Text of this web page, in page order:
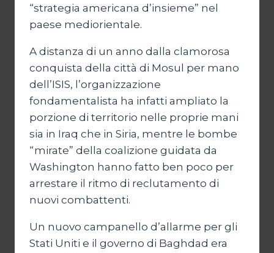
“strategia americana d’insieme” nel
paese mediorientale.
A distanza di un anno dalla clamorosa
conquista della città di Mosul per mano
dell’ISIS, l’organizzazione
fondamentalista ha infatti ampliato la
porzione di territorio nelle proprie mani
sia in Iraq che in Siria, mentre le bombe
“mirate” della coalizione guidata da
Washington hanno fatto ben poco per
arrestare il ritmo di reclutamento di
nuovi combattenti.
Un nuovo campanello d’allarme per gli
Stati Uniti e il governo di Baghdad era